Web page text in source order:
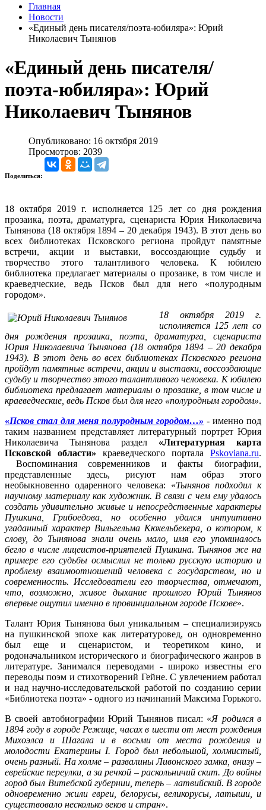
Главная
Новости
«Единый день писателя/поэта-юбиляра»: Юрий
Николаевич Тынянов
«Единый день писателя/
поэта-юбиляра»: Юрий
Николаевич Тынянов
Опубликовано: 16 октября 2019
Просмотров: 2039
Поделиться:
18 октября 2019 г. исполняется 125 лет со дня рождения
прозаика, поэта, драматурга, сценариста Юрия Николаевича
Тынянова (18 октября 1894 – 20 декабря 1943). В этот день во
всех библиотеках Псковского региона пройдут памятные
встречи, акции и выставки, воссоздающие судьбу и
творчество этого талантливого человека. К юбилею
библиотека предлагает материалы о прозаике, в том числе и
краеведческие, ведь Псков был для него «полуродным
городом».
18 октября 2019 г.
исполняется 125 лет со
дня рождения прозаика, поэта, драматурга, сценариста
Юрия Николаевича Тынянова (18 октября 1894 – 20 декабря
1943). В этот день во всех библиотеках Псковского региона
пройдут памятные встречи, акции и выставки, воссоздающие
судьбу и творчество этого талантливого человека. К юбилею
библиотека предлагает материалы о прозаике, в том числе и
краеведческие, ведь Псков был для него «полуродным городом».
«Псков стал для меня полуродным городом…» - именно под
таким названием представляет литературный портрет Юрия
Николаевича Тынянова раздел «Литературная карта
Псковской области» краеведческого портала Pskoviana.ru.
Воспоминания современников и факты биографии,
представленные здесь, рисуют нам образ этого
необыкновенно одаренного человека: «Тынянов подходил к
научному материалу как художник. В связи с чем ему удалось
создать удивительно живые и непосредственные характеры
Пушкина, Грибоедова, но особенно удался интуитивно
угаданный характер Вильгельма Кюхельбекера, о котором, к
слову, до Тынянова знали очень мало, имя его упоминалось
бегло в числе лицеистов-приятелей Пушкина. Тынянов же на
примере его судьбы осмыслил не только русскую историю и
проблему взаимоотношений человека с государством, но и
современность. Исследователи его творчества, отмечают,
что, возможно, живое дыхание прошлого Юрий Тынянов
впервые ощутил именно в провинциальном городе Пскове».
Талант Юрия Тынянова был уникальным – специализируясь
на пушкинской эпохе как литературовед, он одновременно
был еще и сценаристом, и теоретиком кино, и
родоначальником исторического и биографического жанров в
литературе. Занимался переводами - широко известны его
переводы поэм и стихотворений Гейне. С увлечением работал
и над научно-исследовательской работой по созданию серии
«Библиотека поэта» - одного из начинаний Максима Горького.
В своей автобиографии Юрий Тынянов писал: «Я родился в
1894 году в городе Режице, часах в шести от мест рождения
Михоэлса и Шагала и в восьми от места рождения и
молодости Екатерины I. Город был небольшой, холмистый,
очень разный. На холме – развалины Ливонского замка, внизу –
еврейские переулки, а за речкой – раскольничий скит. До войны
город был Витебской губернии, теперь – латвийский. В городе
одновременно жили евреи, белорусы, великорусы, латыши, и
существовало несколько веков и стран».